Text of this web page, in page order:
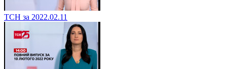
ТСН за 2022.02.11